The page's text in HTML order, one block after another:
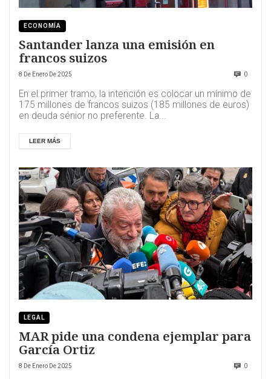
ECONOMÍA
Santander lanza una emisión en
francos suizos
8 De Enero De 2025 0
En el primer tramo, la intención es colocar un mínimo de
175 millones de francos suizos (185 millones de euros)
en deuda sénior no preferente. La...
LEER MÁS
LEGAL
MAR pide una condena ejemplar para
García Ortiz
8 De Enero De 2025 0